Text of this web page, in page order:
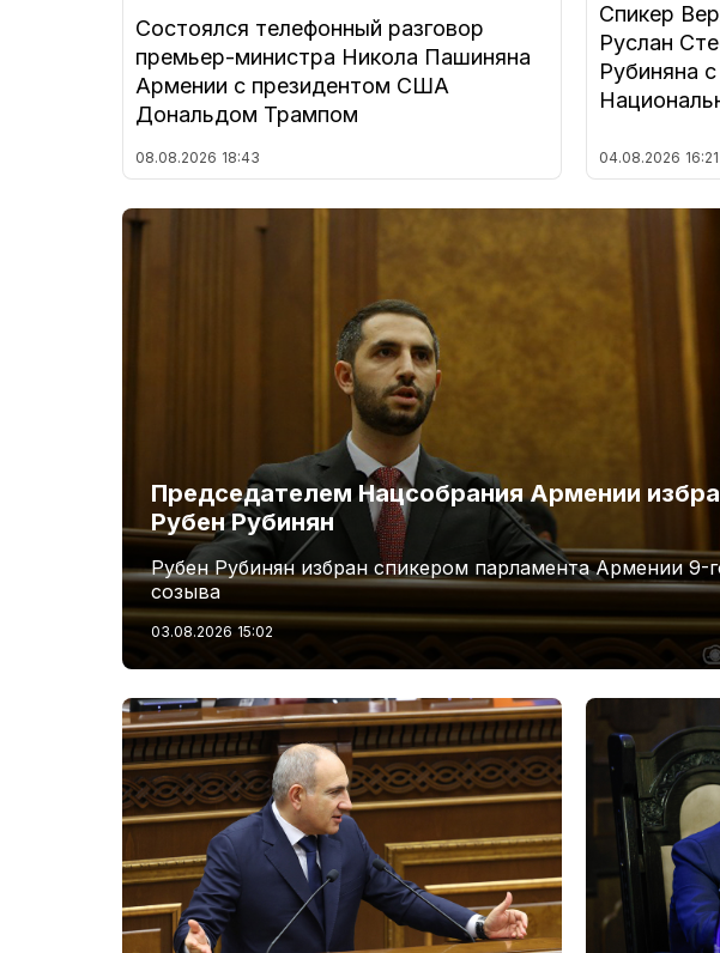
Состоялся телефонный разговор
премьер-министра Никола Пашиняна
Армении с президентом США
Дональдом Трампом
08.08.2026 18:43
Спикер
Руслан
Рубиняна
04.08.2026 16:21
Председателем Нацсобрания Армении
Рубен Рубинян
Рубен Рубинян избран спикером парламента Армении 9-
созыва
03.08.2026 15:02